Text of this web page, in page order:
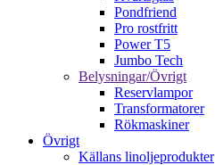
Pondfriend
Pro rostfritt
Power T5
Jumbo Tech
Belysningar/Övrigt
Reservlampor
Transformatorer
Rökmaskiner
Övrigt
Källans linoljeprodukter